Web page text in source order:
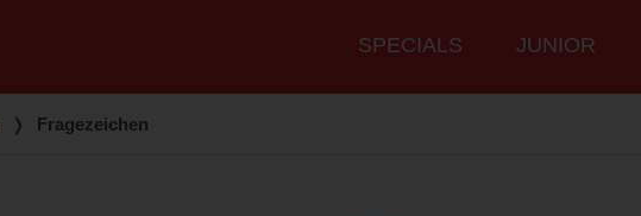
Hauptmenü
SPECIALS JUNIOR
❭ Fragezeichen